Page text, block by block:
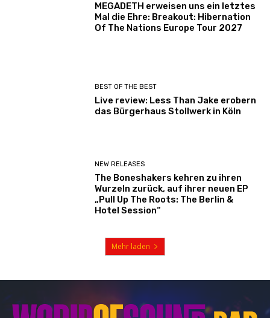
MEGADETH erweisen uns ein letztes
Mal die Ehre: Breakout: Hibernation
Of The Nations Europe Tour 2027
BEST OF THE BEST
Live review: Less Than Jake erobern
das Bürgerhaus Stollwerk in Köln
NEW RELEASES
The Boneshakers kehren zu ihren
Wurzeln zurück, auf ihrer neuen EP
„Pull Up The Roots: The Berlin &
Hotel Session“
Mehr laden